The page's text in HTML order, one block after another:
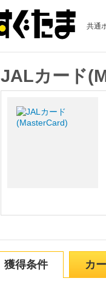
共通
JALカード
獲得条件 カ